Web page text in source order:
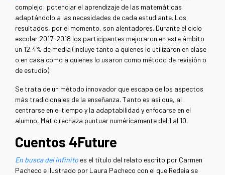
complejo: potenciar el aprendizaje de las matemáticas
adaptándolo a las necesidades de cada estudiante. Los
resultados, por el momento, son alentadores. Durante el ciclo
escolar 2017-2018 los participantes mejoraron en este ámbito
un 12,4% de media (incluye tanto a quienes lo utilizaron en clase
o en casa como a quienes lo usaron como método de revisión o
de estudio).
Se trata de un método innovador que escapa de los aspectos
más tradicionales de la enseñanza. Tanto es así que, al
centrarse en el tiempo y la adaptabilidad y enfocarse en el
alumno, Matic rechaza puntuar numéricamente del 1 al 10.
Cuentos 4Future
En busca del infinito es el título del relato escrito por Carmen
Pacheco e ilustrado por Laura Pacheco con el que Redeia se